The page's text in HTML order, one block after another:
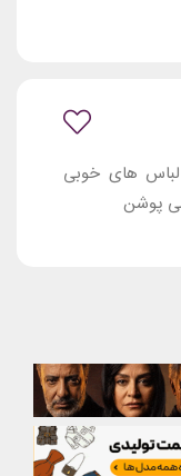
های خوبی
پوشن